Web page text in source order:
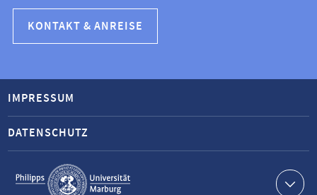
KONTAKT & ANREISE
Service-
Navigation
IMPRESSUM
DATENSCHUTZ